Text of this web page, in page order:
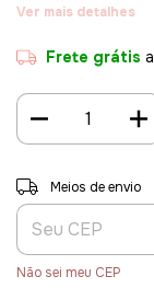
Ver mais detalhes
Frete grátis
Entregas para o CEP:
Meios de envio
Não sei meu CEP